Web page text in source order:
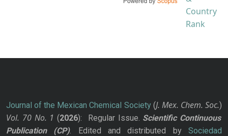
Journal of the Mexican Chemical Society(J. Mex. Chem. Soc.)
Vol. 70 No. 1 (2026): Regular Issue. Scientific Continuous
Publication
(CP). Edited and distributed bySociedad